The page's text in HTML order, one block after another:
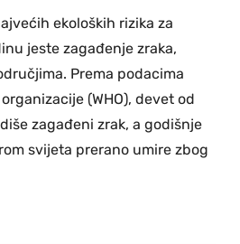
ekoloških rizika za
jeste zagađenje zraka,
Prema podacima
(WHO), devet od
zagađeni zrak, a godišnje
svijeta prerano umire zbog